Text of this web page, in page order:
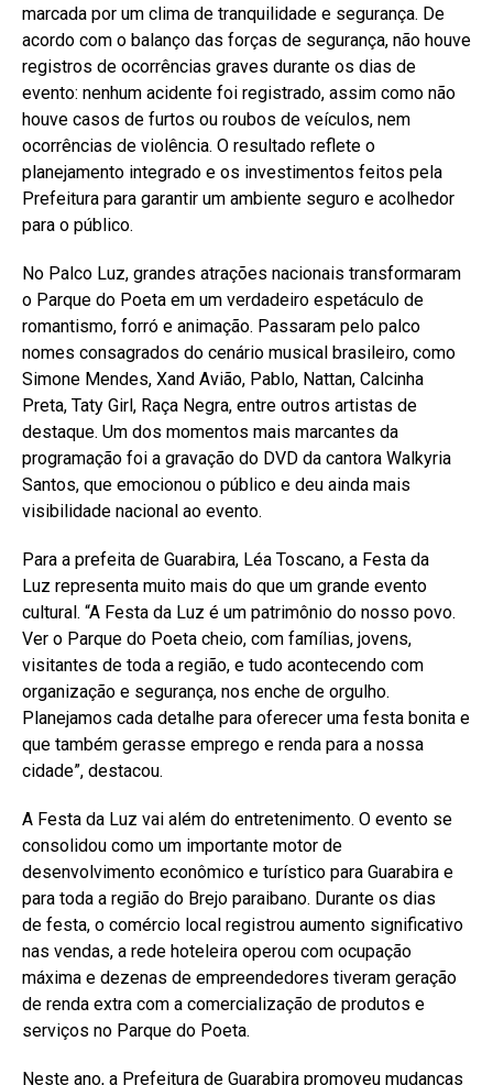
marcada por um clima de tranquilidade e segurança. De
acordo com o balanço das forças de segurança, não houve
registros de ocorrências graves durante os dias de
evento: nenhum acidente foi registrado, assim como não
houve casos de furtos ou roubos de veículos, nem
ocorrências de violência. O resultado reflete o
planejamento integrado e os investimentos feitos pela
Prefeitura para garantir um ambiente seguro e acolhedor
para o público.
No Palco Luz, grandes atrações nacionais transformaram
o Parque do Poeta em um verdadeiro espetáculo de
romantismo, forró e animação. Passaram pelo palco
nomes consagrados do cenário musical brasileiro, como
Simone Mendes, Xand Avião, Pablo, Nattan, Calcinha
Preta, Taty Girl, Raça Negra, entre outros artistas de
destaque. Um dos momentos mais marcantes da
programação foi a gravação do DVD da cantora Walkyria
Santos, que emocionou o público e deu ainda mais
visibilidade nacional ao evento.
Para a prefeita de Guarabira, Léa Toscano, a Festa da
Luz representa muito mais do que um grande evento
cultural. “A Festa da Luz é um patrimônio do nosso povo.
Ver o Parque do Poeta cheio, com famílias, jovens,
visitantes de toda a região, e tudo acontecendo com
organização e segurança, nos enche de orgulho.
Planejamos cada detalhe para oferecer uma festa bonita e
que também gerasse emprego e renda para a nossa
cidade”, destacou.
A Festa da Luz vai além do entretenimento. O evento se
consolidou como um importante motor de
desenvolvimento econômico e turístico para Guarabira e
para toda a região do Brejo paraibano. Durante os dias
de festa, o comércio local registrou aumento significativo
nas vendas, a rede hoteleira operou com ocupação
máxima e dezenas de empreendedores tiveram geração
de renda extra com a comercialização de produtos e
serviços no Parque do Poeta.
Neste ano, a Prefeitura de Guarabira promoveu mudanças